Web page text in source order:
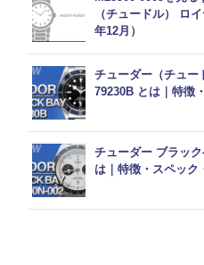
（チュードル） ロ
年12月）
チューダー（チュー
79230B とは｜特徴
チューダー ブラッ
は｜特徴・スペック